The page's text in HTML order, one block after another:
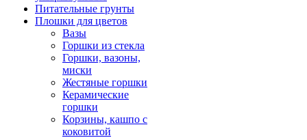
Питательные грунты
Плошки для цветов
Вазы
Горшки из стекла
Горшки, вазоны,
миски
Жестяные горшки
Керамические
горшки
Корзины, кашпо с
коковитой